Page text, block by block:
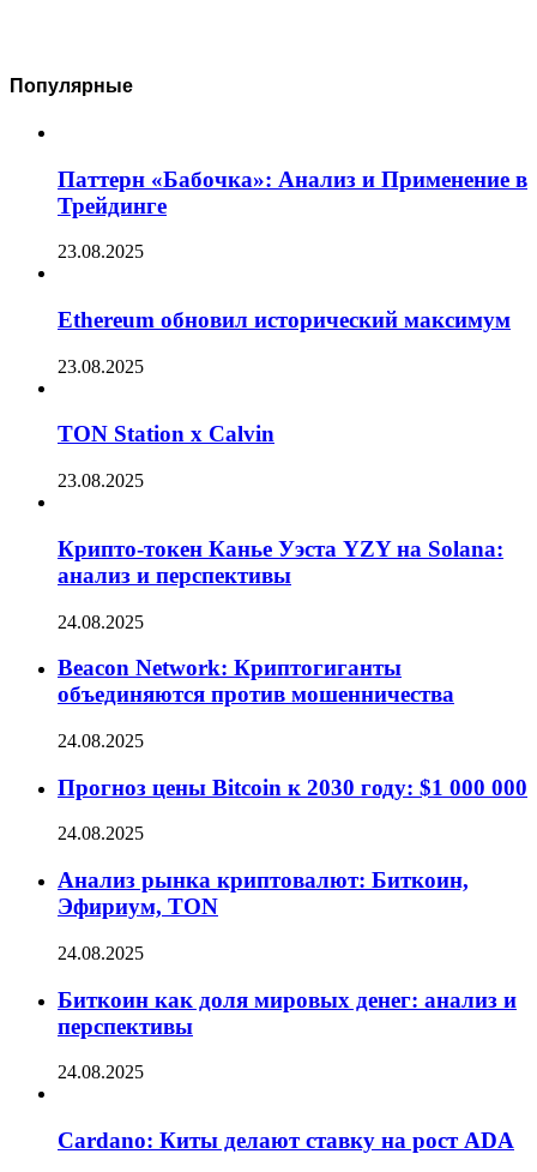
Популярные
Паттерн «Бабочка»: Анализ и Применение в
Трейдинге
23.08.2025
Ethereum обновил исторический максимум
23.08.2025
TON Station x Calvin
23.08.2025
Крипто-токен Канье Уэста YZY на Solana:
анализ и перспективы
24.08.2025
Beacon Network: Криптогиганты
объединяются против мошенничества
24.08.2025
Прогноз цены Bitcoin к 2030 году: $1 000 000
24.08.2025
Анализ рынка криптовалют: Биткоин,
Эфириум, TON
24.08.2025
Биткоин как доля мировых денег: анализ и
перспективы
24.08.2025
Cardano: Киты делают ставку на рост ADA